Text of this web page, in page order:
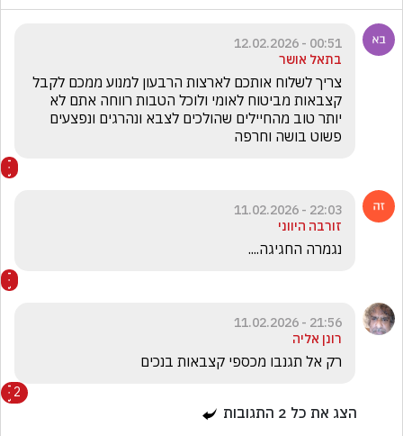
00:51 - 12.02.2026
בתאל אושר
פשוט בושה וחרפה
22:03 - 11.02.2026
זורבה היווני
נגמרה החגיגה....
21:56 - 11.02.2026
רונן אליה
רק אל תגנבו מכספי קצבאות בנכים
2
הצג את כל 2 התגובות